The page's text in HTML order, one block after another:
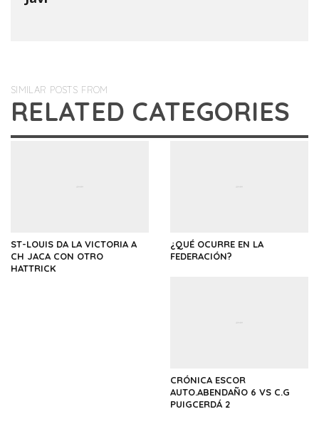
SIMILAR POSTS FROM
RELATED CATEGORIES
ST-LOUIS DA LA VICTORIA A
CH JACA CON OTRO
HATTRICK
¿QUÉ OCURRE EN LA
FEDERACIÓN?
CRÓNICA ESCOR
AUTO.ABENDAÑO 6 VS C.G
PUIGCERDÁ 2